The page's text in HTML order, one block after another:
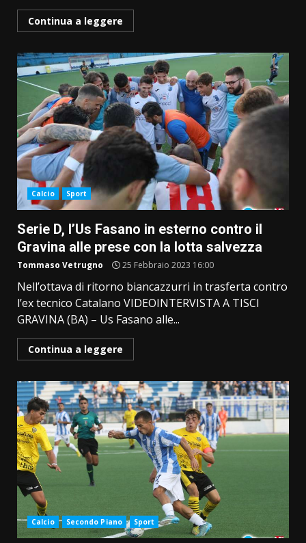
Continua a leggere
Calcio Sport
Serie D, l’Us Fasano in esterno contro il
Gravina alle prese con la lotta salvezza
Tommaso Vetrugno 25 Febbraio 2023 16:00
Nell’ottava di ritorno biancazzurri in trasferta contro
l’ex tecnico Catalano VIDEOINTERVISTA A TISCI
GRAVINA (BA) – Us Fasano alle...
Continua a leggere
Calcio Secondo Piano Sport